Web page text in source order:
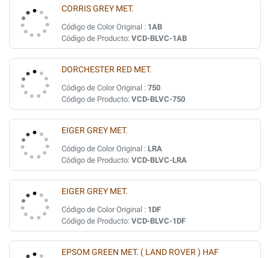
CORRIS GREY MET.
Código de Color Original : 1AB
Código de Producto: VCD-BLVC-1AB
DORCHESTER RED MET.
Código de Color Original : 750
Código de Producto: VCD-BLVC-750
EIGER GREY MET.
Código de Color Original : LRA
Código de Producto: VCD-BLVC-LRA
EIGER GREY MET.
Código de Color Original : 1DF
Código de Producto: VCD-BLVC-1DF
EPSOM GREEN MET. ( LAND ROVER ) HAF